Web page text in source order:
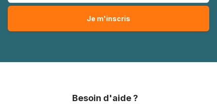
Besoin d'aide ?